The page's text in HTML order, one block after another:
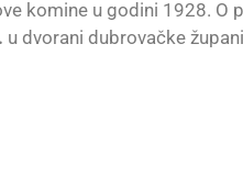
komine u godini 1928. O
u dvorani dubrovačke